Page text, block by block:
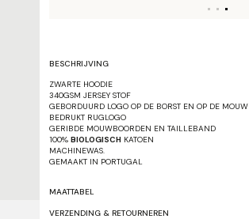
BESCHRIJVING
ZWARTE HOODIE
340GSM JERSEY STOF
GEBORDUURD LOGO OP DE BORST EN OP DE MOUW
BEDRUKT RUGLOGO
GERIBDE MOUWBOORDEN EN TAILLEBAND
100% BIOLOGISCH KATOEN
MACHINEWAS.
GEMAAKT IN PORTUGAL
MAATTABEL
VERZENDING & RETOURNEREN